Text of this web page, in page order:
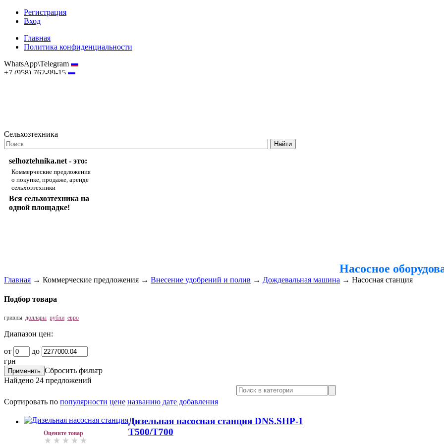
Регистрация
Вход
Главная
Политика конфиденциальности
WhatsApp\Telegram
+7 (958) 762-99-15
Сельхозтехника
selhoztehnika.net - это:
Коммерческие предложения
о покупке, продаже, аренде
сельхозтехники
Вся сельхозтехника на
одной площадке!
Насосное
Главная → Коммерческие предложения → Внесение удобрений и полив → Дождевальная машина → Насосная станция
Подбор товара
гривны доллары рубли евро
Диапазон цен:
от
до
грн
Сбросить фильтр
Найдено 24 предложений
Сортировать по популярности цене названию дате добавления
Оцените товар
Дизельная насосная станция DNS.SHP-1
T500/T700